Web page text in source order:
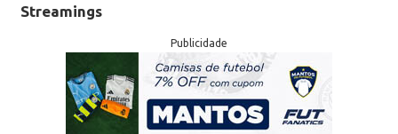
Streamings
Publicidade